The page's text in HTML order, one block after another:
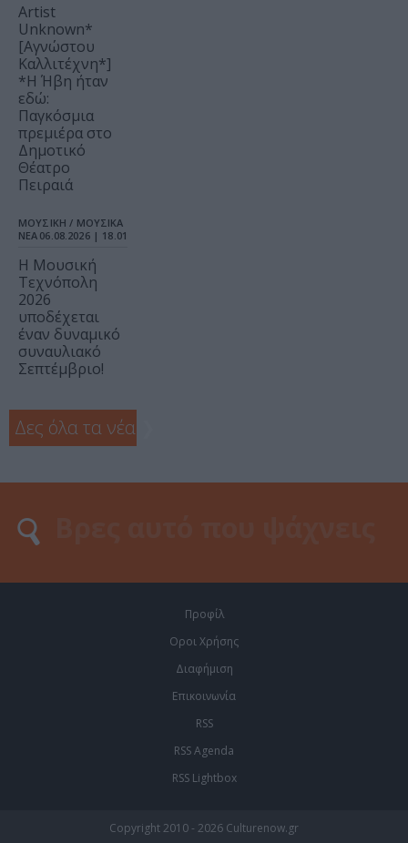
Artist
Unknown*
[Αγνώστου
Καλλιτέχνη*]
*Η Ήβη ήταν
εδώ:
Παγκόσμια
πρεμιέρα στο
Δημοτικό
Θέατρο
Πειραιά
ΜΟΥΣΙΚΗ / ΜΟΥΣΙΚΑ
ΝΕΑ 06.08.2026 | 18.01
Η Μουσική
Τεχνόπολη
2026
υποδέχεται
έναν δυναμικό
συναυλιακό
Σεπτέμβριο!
Δες όλα τα νέα
Προφίλ
Οροι Χρήσης
Διαφήμιση
Επικοινωνία
RSS
RSS Agenda
RSS Lightbox
Copyright 2010 - 2026 Culturenow.gr